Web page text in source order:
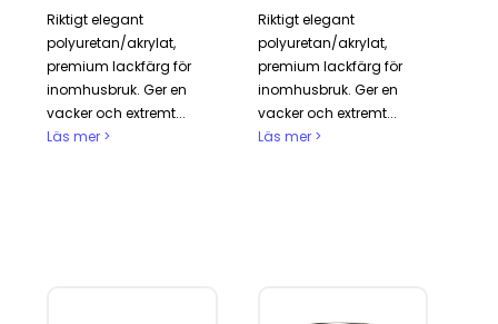
Riktigt elegant
polyuretan/akrylat,
premium lackfärg för
inomhusbruk. Ger en
vacker och extremt...
Läs mer >
Riktigt elegant
polyuretan/akrylat,
premium lackfärg för
inomhusbruk. Ger en
vacker och extremt...
Läs mer >